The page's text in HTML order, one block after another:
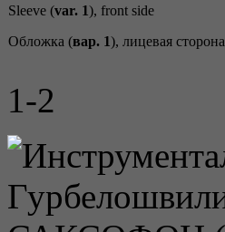
Sleeve (var. 1), front side
Обложка (вар. 1), лицевая сторона
1-2